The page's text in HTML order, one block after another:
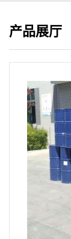
产品展厅